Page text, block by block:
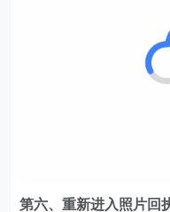
第六、重新进入照片回